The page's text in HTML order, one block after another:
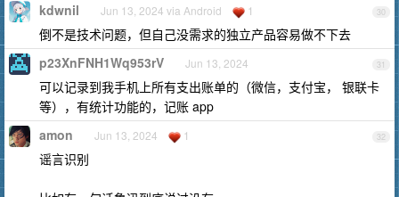
30
kdwnil Jun 13, 2024 via Android 1
倒不是技术问题，但自己没需求的独立产品容易做不下去
31
p23XnFNH1Wq953rV Jun 13, 2024
可以记录到我手机上所有支出账单的（微信，支付宝， 银联卡
等），有统计功能的，记账 app
32
amon Jun 13, 2024 1
谣言识别